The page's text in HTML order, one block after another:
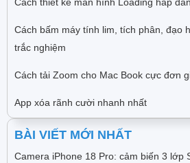
Cách bấm máy tính lim, tích phân, đạo
trắc nghiệm
Cách tải Zoom cho Mac Book cực đơn
App xóa rãnh cười nhanh nhất
BÀI VIẾT MỚI NHẤT
Camera iPhone 18 Pro: cảm biến 3 lớp